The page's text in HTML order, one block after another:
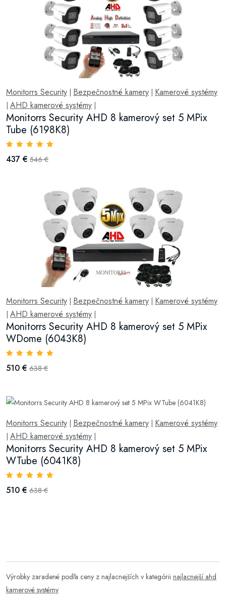
Monitorrs Security | Bezpečnostné kamery | Kamerové systémy
| AHD kamerové systémy |
Monitorrs Security AHD 8 kamerový set 5 MPix
Tube (6198K8)
437 € 546 €
Monitorrs Security | Bezpečnostné kamery | Kamerové systémy
| AHD kamerové systémy |
Monitorrs Security AHD 8 kamerový set 5 MPix
WDome (6043K8)
510 € 638 €
Monitorrs Security | Bezpečnostné kamery | Kamerové systémy
| AHD kamerové systémy |
Monitorrs Security AHD 8 kamerový set 5 MPix
WTube (6041K8)
510 € 638 €
Výrobky zaradené podľa ceny z najlacnejších v kategórii najlacnejší ahd
kamerové systémy